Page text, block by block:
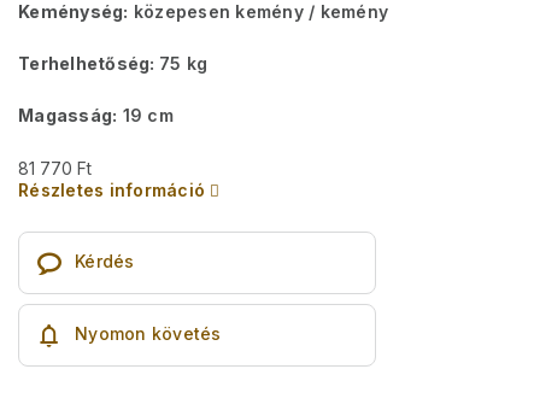
Keménység: közepesen kemény / kemény
Terhelhetőség: 75 kg
Magasság: 19 cm
81 770 Ft
Részletes információ
Kérdés
Nyomon követés